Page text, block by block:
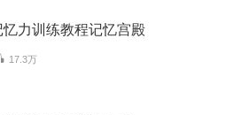
力训练教程记忆宫殿
17.3万